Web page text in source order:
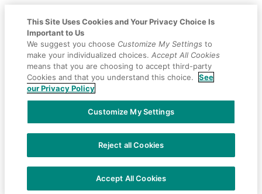
This Site Uses Cookies and Your Privacy Choice Is
Important to Us
We suggest you choose Customize My Settings to
make your individualized choices. Accept All Cookies
means that you are choosing to accept third-party
Cookies and that you understand this choice.
See
our Privacy Policy
Customize My Settings
Reject all Cookies
Accept All Cookies